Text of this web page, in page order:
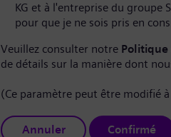
KG et à l'entreprise du groupe
pour que je ne sois pris en
Veuillez consulter notre
de détails sur la manière dont
(Ce paramètre peut être modifié
Annuler Confirmé